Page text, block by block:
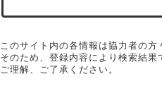
このサイト内の各情報は協力者の方
そのため、登録内容により検索結果
ご理解、ご了承ください。